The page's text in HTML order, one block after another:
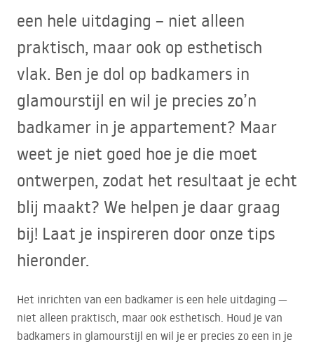
een hele uitdaging – niet alleen
praktisch, maar ook op esthetisch
vlak. Ben je dol op badkamers in
glamourstijl en wil je precies zo’n
badkamer in je appartement? Maar
weet je niet goed hoe je die moet
ontwerpen, zodat het resultaat je echt
blij maakt? We helpen je daar graag
bij! Laat je inspireren door onze tips
hieronder.
Het inrichten van een badkamer is een hele uitdaging —
niet alleen praktisch, maar ook esthetisch. Houd je van
badkamers in glamourstijl en wil je er precies zo een in je